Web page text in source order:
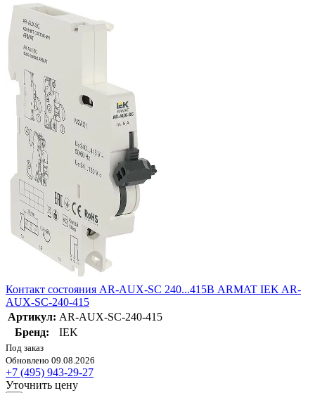
Контакт состояния AR-AUX-SC 240...415В ARMAT IEK AR-
AUX-SC-240-415
Артикул: AR-AUX-SC-240-415
Бренд:
IEK
Под заказ
Обновлено 09.08.2026
+7 (495) 943-29-27
Уточнить цену